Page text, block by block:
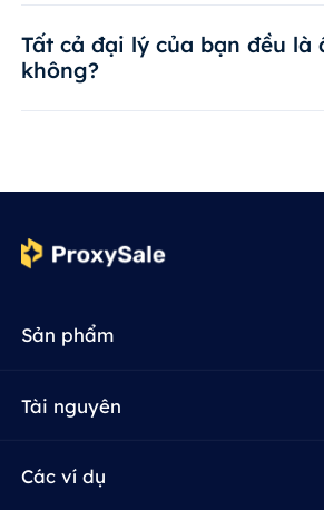
Tất cả đại lý của bạn đều là
không?
Sản phẩm
Tài nguyên
Các ví dụ